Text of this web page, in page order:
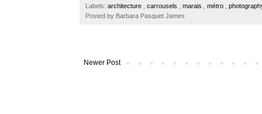
o
k
e
e
s
Labels: architecture , carrousels , marais , métro ,
Posted by Barbara Pasquet James
Newer Post